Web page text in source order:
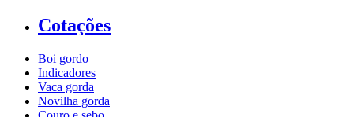
Cotações
Boi gordo
Indicadores
Vaca gorda
Novilha gorda